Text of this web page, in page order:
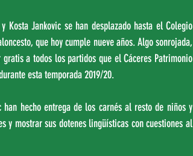
Kosta Jankovic se han desplazado hasta el Colegio
que hoy cumple nueve años. Algo sonrojada,
a todos los partidos que el Cáceres Patrimonio
esta temporada 2019/20.
han hecho entrega de los carnés al resto de niños y
y mostrar sus dotenes lingüísticas con cuestiones al